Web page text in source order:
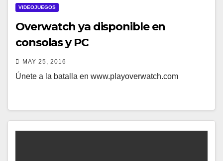
VIDEOJUEGOS
Overwatch ya disponible en
consolas y PC
MAY 25, 2016
Únete a la batalla en www.playoverwatch.com